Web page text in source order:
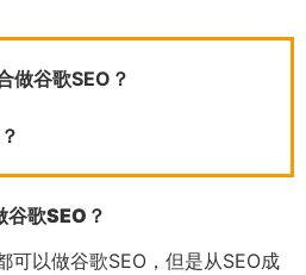
做谷歌SEO？
谷歌SEO？
可以做谷歌SEO，但是从SEO成